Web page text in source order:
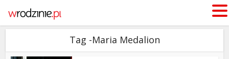
Tag -Maria Medalion